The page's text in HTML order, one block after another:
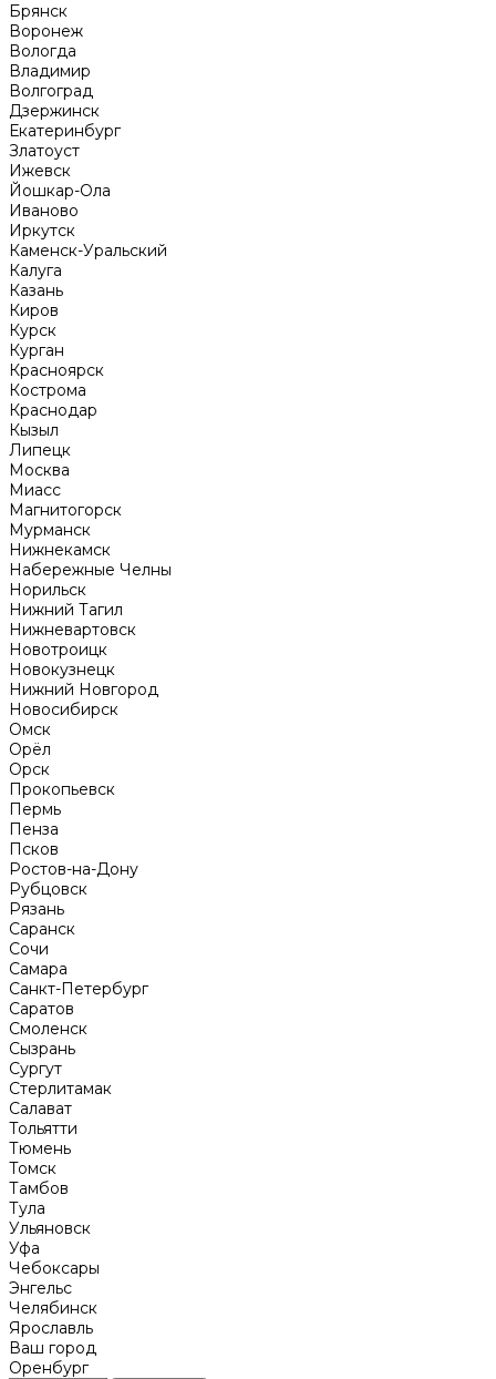
Брянск
Воронеж
Вологда
Владимир
Волгоград
Дзержинск
Екатеринбург
Златоуст
Ижевск
Йошкар-Ола
Иваново
Иркутск
Каменск-Уральский
Калуга
Казань
Киров
Курск
Курган
Красноярск
Кострома
Краснодар
Кызыл
Липецк
Москва
Миасс
Магнитогорск
Мурманск
Нижнекамск
Набережные Челны
Норильск
Нижний Тагил
Нижневартовск
Новотроицк
Новокузнецк
Нижний Новгород
Новосибирск
Омск
Орёл
Орск
Прокопьевск
Пермь
Пенза
Псков
Ростов-на-Дону
Рубцовск
Рязань
Саранск
Сочи
Самара
Санкт-Петербург
Саратов
Смоленск
Сызрань
Сургут
Стерлитамак
Салават
Тольятти
Тюмень
Томск
Тамбов
Тула
Ульяновск
Уфа
Чебоксары
Энгельс
Челябинск
Ярославль
Ваш город
Оренбург